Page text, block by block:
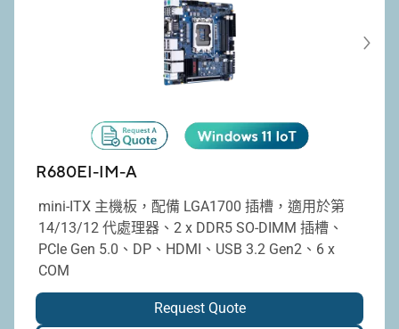
R680EI-IM-A
mini-ITX 主機板，配備 LGA1700 插槽，適用於第
14/13/12 代處理器、2 x DDR5 SO-DIMM 插槽、
PCIe Gen 5.0、DP、HDMI、USB 3.2 Gen2、6 x
COM
Request Quote